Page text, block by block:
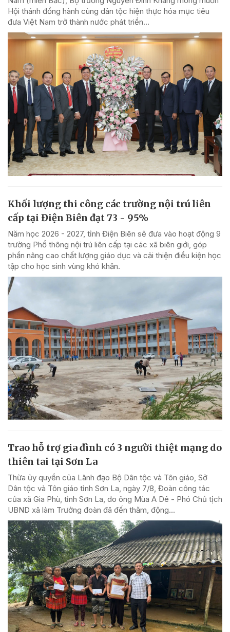
Hội thánh đồng hành cùng dân tộc hiện thực hóa mục tiêu
đưa Việt Nam trở thành nước phát triển...
Khối lượng thi công các trường nội trú liên
cấp tại Điện Biên đạt 73 - 95%
Năm học 2026 - 2027, tỉnh Điện Biên sẽ đưa vào hoạt động 9
trường Phổ thông nội trú liên cấp tại các xã biên giới, góp
phần nâng cao chất lượng giáo dục và cải thiện điều kiện học
tập cho học sinh vùng khó khăn.
Trao hỗ trợ gia đình có 3 người thiệt mạng do
thiên tai tại Sơn La
Thừa ủy quyền của Lãnh đạo Bộ Dân tộc và Tôn giáo, Sở
Dân tộc và Tôn giáo tỉnh Sơn La, ngày 7/8, Đoàn công tác
của xã Gia Phù, tỉnh Sơn La, do ông Mùa A Dê - Phó Chủ tịch
UBND xã làm Trưởng đoàn đã đến thăm, động...